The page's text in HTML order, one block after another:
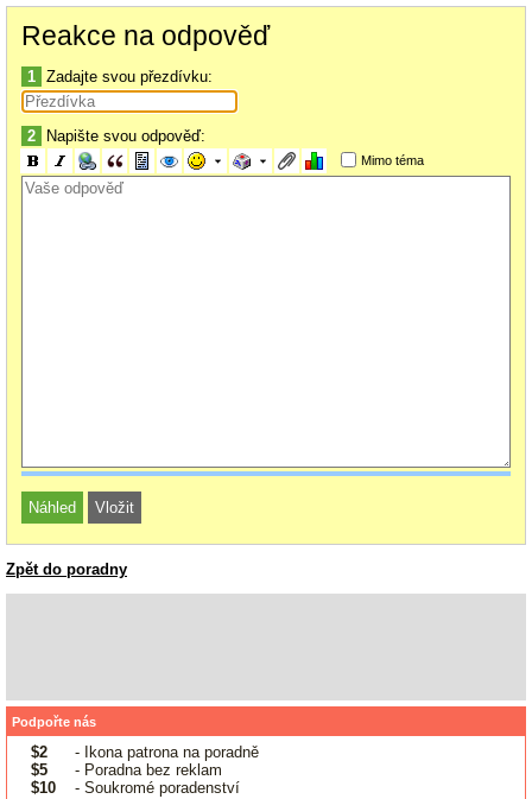
Reakce na odpověď
1 Zadajte svou přezdívku:
2 Napište svou odpověď:
Mimo téma
Zpět do poradny
Podpořte nás
$2
- Ikona patrona na poradně
$5
- Poradna bez reklam
$10
- Soukromé poradenství